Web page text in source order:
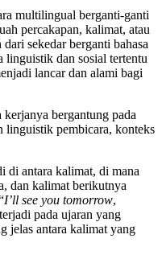
multilingual berganti-ganti
percakapan, kalimat, atau
sekedar berganti bahasa
linguistik dan sosial tertentu
lancar dan alami bagi
bergantung pada
linguistik pembicara, konteks
di antara kalimat, di mana
dan kalimat berikutnya
I’ll see you tomorrow,
pada ujaran yang
jelas antara kalimat yang